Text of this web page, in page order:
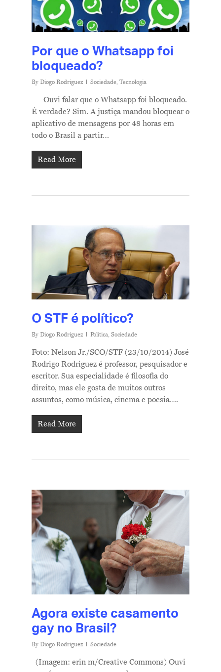
Por que o Whatsapp foi
bloqueado?
By Diogo Rodriguez Sociedade Tecnologia
Ouvi falar que o Whatsapp foi bloqueado.
É verdade? Sim. A justiça mandou bloquear o
aplicativo de mensagens por 48 horas em
todo o Brasil a partir…
Read More
O STF é político?
By Diogo Rodriguez Política, Sociedade
Foto: Nelson Jr./SCO/STF (23/10/2014) José
Rodrigo Rodriguez é professor, pesquisador e
escritor. Sua especialidade é filosofia do
direito, mas ele gosta de muitos outros
assuntos, como música, cinema e poesia….
Read More
Agora existe casamento
gay no Brasil?
By Diogo Rodriguez Sociedade
(Imagem: erin m/Creative Commons) Ouvi